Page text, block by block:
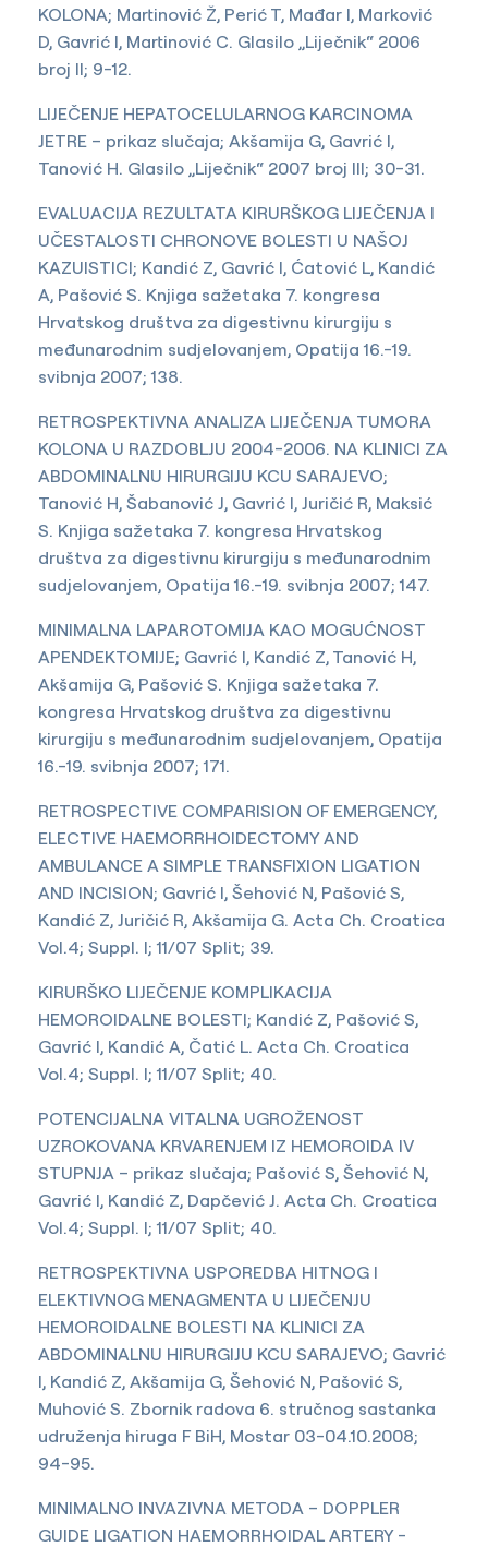
KOLONA; Martinović Ž, Perić T, Mađar I, Marković
D, Gavrić I, Martinović C. Glasilo „Liječnik“ 2006
broj II; 9-12.
LIJEČENJE HEPATOCELULARNOG KARCINOMA
JETRE – prikaz slučaja; Akšamija G, Gavrić I,
Tanović H. Glasilo „Liječnik“ 2007 broj III; 30-31.
EVALUACIJA REZULTATA KIRURŠKOG LIJEČENJA I
UČESTALOSTI CHRONOVE BOLESTI U NAŠOJ
KAZUISTICI; Kandić Z, Gavrić I, Ćatović L, Kandić
A, Pašović S. Knjiga sažetaka 7. kongresa
Hrvatskog društva za digestivnu kirurgiju s
međunarodnim sudjelovanjem, Opatija 16.-19.
svibnja 2007; 138.
RETROSPEKTIVNA ANALIZA LIJEČENJA TUMORA
KOLONA U RAZDOBLJU 2004-2006. NA KLINICI ZA
ABDOMINALNU HIRURGIJU KCU SARAJEVO;
Tanović H, Šabanović J, Gavrić I, Juričić R, Maksić
S. Knjiga sažetaka 7. kongresa Hrvatskog
društva za digestivnu kirurgiju s međunarodnim
sudjelovanjem, Opatija 16.-19. svibnja 2007; 147.
MINIMALNA LAPAROTOMIJA KAO MOGUĆNOST
APENDEKTOMIJE; Gavrić I, Kandić Z, Tanović H,
Akšamija G, Pašović S. Knjiga sažetaka 7.
kongresa Hrvatskog društva za digestivnu
kirurgiju s međunarodnim sudjelovanjem, Opatija
16.-19. svibnja 2007; 171.
RETROSPECTIVE COMPARISION OF EMERGENCY,
ELECTIVE HAEMORRHOIDECTOMY AND
AMBULANCE A SIMPLE TRANSFIXION LIGATION
AND INCISION; Gavrić I, Šehović N, Pašović S,
Kandić Z, Juričić R, Akšamija G. Acta Ch. Croatica
Vol.4; Suppl. I; 11/07 Split; 39.
KIRURŠKO LIJEČENJE KOMPLIKACIJA
HEMOROIDALNE BOLESTI; Kandić Z, Pašović S,
Gavrić I, Kandić A, Čatić L. Acta Ch. Croatica
Vol.4; Suppl. I; 11/07 Split; 40.
POTENCIJALNA VITALNA UGROŽENOST
UZROKOVANA KRVARENJEM IZ HEMOROIDA IV
STUPNJA – prikaz slučaja; Pašović S, Šehović N,
Gavrić I, Kandić Z, Dapčević J. Acta Ch. Croatica
Vol.4; Suppl. I; 11/07 Split; 40.
RETROSPEKTIVNA USPOREDBA HITNOG I
ELEKTIVNOG MENAGMENTA U LIJEČENJU
HEMOROIDALNE BOLESTI NA KLINICI ZA
ABDOMINALNU HIRURGIJU KCU SARAJEVO; Gavrić
I, Kandić Z, Akšamija G, Šehović N, Pašović S,
Muhović S. Zbornik radova 6. stručnog sastanka
udruženja hiruga F BiH, Mostar 03-04.10.2008;
94-95.
MINIMALNO INVAZIVNA METODA – DOPPLER
GUIDE LIGATION HAEMORRHOIDAL ARTERY -